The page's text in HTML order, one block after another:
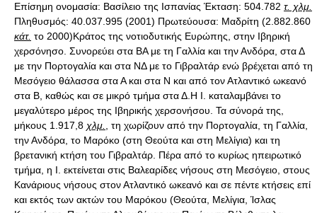
Επίσημη ονομασία: Βασίλειο της Ισπανίας Έκταση: 504.782 τ. χλμ.
Πληθυσμός: 40.037.995 (2001) Πρωτεύουσα: Μαδρίτη (2.882.860
κάτ. το 2000)Κράτος της νοτιοδυτικής Ευρώπης, στην Ιβηρική
χερσόνησο. Συνορεύει στα ΒΑ με τη Γαλλία και την Ανδόρα, στα Δ
με την Πορτογαλία και στα ΝΔ με το Γιβραλτάρ ενώ βρέχεται από τη
Μεσόγειο θάλασσα στα Α και στα Ν και από τον Ατλαντικό ωκεανό
στα Β, καθώς και σε μικρό τμήμα στα Δ.Η Ι. καταλαμβάνει το
μεγαλύτερο μέρος της Ιβηρικής χερσονήσου. Τα σύνορά της,
μήκους 1.917,8 χλμ.
, τη χωρίζουν από την Πορτογαλία, τη Γαλλία,
την Ανδόρα, το Μαρόκο (στη Θεούτα και στη Μελίγια) και τη
βρετανική κτήση του Γιβραλτάρ. Πέρα από το κυρίως ηπειρωτικό
τμήμα, η Ι. εκτείνεται στις Βαλεαρίδες νήσους στη Μεσόγειο, στους
Κανάριους νήσους στον Ατλαντικό ωκεανό και σε πέντε κτήσεις επί
και εκτός των ακτών του Μαρόκου (Θεούτα, Μελίγια, Ίσλας